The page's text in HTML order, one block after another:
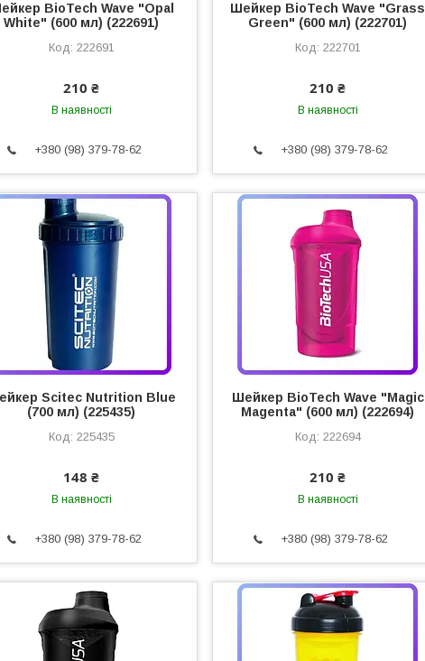
BioTech Wave "Opal
White" (600 мл) (222691)
222691
210 ₴
В наявності
+380 (98) 379-78-62
Шейкер BioTech Wave "Grass
Green" (600 мл) (222701)
222701
210 ₴
В наявності
+380 (98) 379-78-62
Scitec Nutrition Blue
(700 мл) (225435)
225435
148 ₴
В наявності
+380 (98) 379-78-62
Шейкер BioTech Wave "Magic
Magenta" (600 мл) (222694)
222694
210 ₴
В наявності
+380 (98) 379-78-62